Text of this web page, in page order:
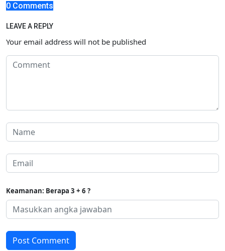
0 Comments
LEAVE A REPLY
Your email address will not be published
Keamanan: Berapa 3 + 6 ?
Post Comment